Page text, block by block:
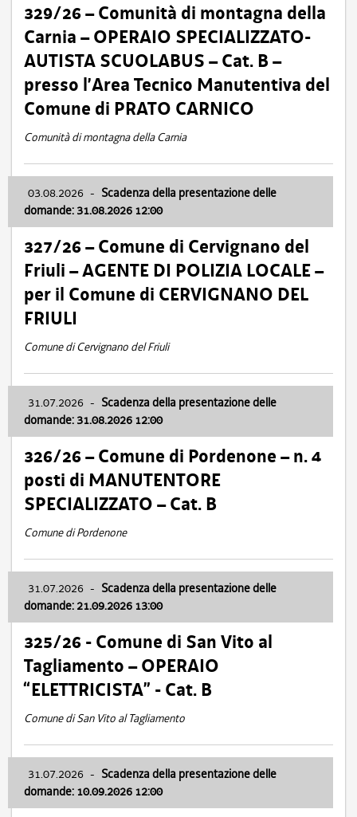
329/26 – Comunità di montagna della
Carnia – OPERAIO SPECIALIZZATO-
AUTISTA SCUOLABUS – Cat. B –
presso l’Area Tecnico Manutentiva del
Comune di PRATO CARNICO
Comunità di montagna della Carnia
03.08.2026 - Scadenza della presentazione delle
domande: 31.08.2026 12:00
327/26 – Comune di Cervignano del
Friuli – AGENTE DI POLIZIA LOCALE –
per il Comune di CERVIGNANO DEL
FRIULI
Comune di Cervignano del Friuli
31.07.2026 - Scadenza della presentazione delle
domande: 31.08.2026 12:00
326/26 – Comune di Pordenone – n. 4
posti di MANUTENTORE
SPECIALIZZATO – Cat. B
Comune di Pordenone
31.07.2026 - Scadenza della presentazione delle
domande: 21.09.2026 13:00
325/26 - Comune di San Vito al
Tagliamento – OPERAIO
“ELETTRICISTA” - Cat. B
Comune di San Vito al Tagliamento
31.07.2026 - Scadenza della presentazione delle
domande: 10.09.2026 12:00